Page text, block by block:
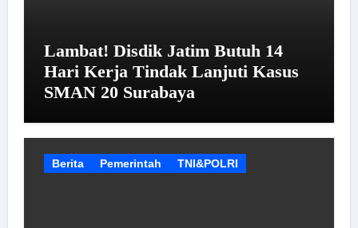
Lambat! Disdik Jatim Butuh 14
Hari Kerja Tindak Lanjuti Kasus
SMAN 20 Surabaya
Berita Pemerintah TNI&POLRI